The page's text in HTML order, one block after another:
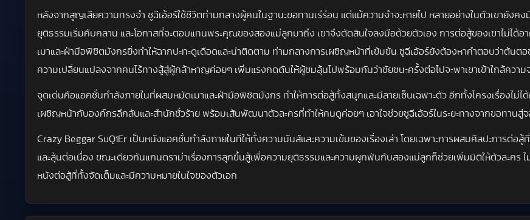
หลังจากสูญเสียความทรงจำ ซูฉีเอ้อร์ใช้ชีวิตท่ามกลางผู้คนในฐานะขอทานเร่ร่อน แต่แม้ความจำจะหายไป หลายอย่างในตัวเขายัง
ยุติธรรมเริ่มคืบคลาน และโอกาสที่จะตอบแทนพระคุณของสองแม่ลูกมาถึง เขาจึงตัดสินใจลงมือด้วยตัวเอง การต่อสู้ของเขาไม่ไ
เมาและฝ่ามือพิชิตมังกรยิ่งทำให้ฉากปะทะดูเดือดและน่าติดตาม ท่ามกลางการเผชิญหน้าที่เข้มข้น ซูฉีเอ้อร์ยังต้องหาคำตอบว่าต้น
ความเปลี่ยนแปลงจากคนไร้ทางสู้สู่ผู้กล้าหาญค่อยๆ เพิ่มแรงกดดันให้ผู้ชมลุ้นไปพร้อมกันว่าชัยชนะครั้งต่อไปจะพาเขาเข้าใกล้ความ
จุดเด่นคือแอคชั่นกำลังภายในที่ผสมหมัดเมาและฝ่ามือพิชิตมังกร ทำให้การต่อสู้ทั้งสนุกและมีลายเซ็นเฉพาะตัว อีกทั้งโครงเรื่องไม่
เผชิญหน้ากับองค์กรลึกลับและสำนักชั่วร้าย พร้อมเส้นพัฒนาตัวละครที่ทำให้คนดูค่อยๆ เอาใจช่วยซูฉีเอ้อร์ในระยะทางจากขอทานสู่
Crazy Beggar SuQiEr เป็นหนังแอคชั่นกำลังภายในที่ให้ทั้งความมันส์และความเข้มของเรื่องเล่า โดยเฉพาะการผสมศิลปะการต่
และลุ้นต่อเนื่อง ขณะเดียวกันแกนดราม่าเรื่องการลุกขึ้นสู้เพื่อความยุติธรรมและความผูกพันกับสองแม่ลูกก็ช่วยเพิ่มมิติให้ตัวละคร
หนังต่อสู้ที่ทั้งจัดเต็มและมีความหมายในใจของตัวเอก